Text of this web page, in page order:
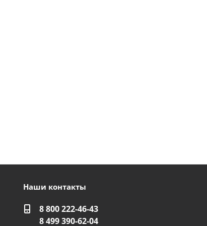
Наши контакты
8 800 222-46-43
8 499 390-62-04